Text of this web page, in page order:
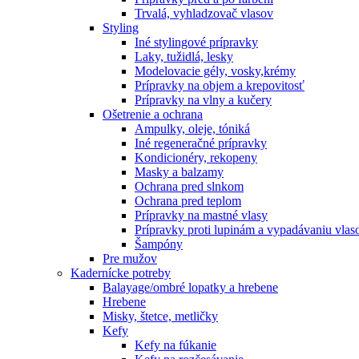
Trvalá, vyhladzovač vlasov
Styling
Iné stylingové prípravky
Laky, tužidlá, lesky
Modelovacie gély, vosky,krémy
Prípravky na objem a krepovitosť
Prípravky na vlny a kučery
Ošetrenie a ochrana
Ampulky, oleje, tóniká
Iné regeneračné prípravky
Kondicionéry, rekopeny
Masky a balzamy
Ochrana pred slnkom
Ochrana pred teplom
Prípravky na mastné vlasy
Prípravky proti lupinám a vypadávaniu
Šampóny
Pre mužov
Kadernícke potreby
Balayage/ombré lopatky a hrebene
Hrebene
Misky, štetce, metličky
Kefy
Kefy na fúkanie